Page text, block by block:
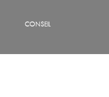
CONSEIL